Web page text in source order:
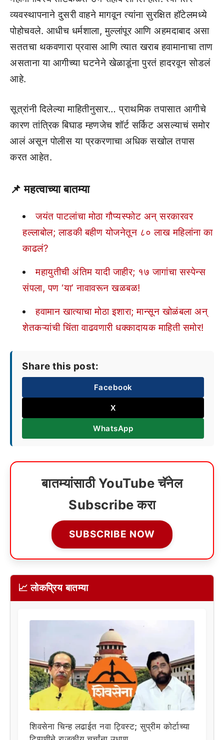
व्यवस्थापनाने दुसरी वाहने मागवून त्यांना सुरक्षित हॉटेलमध्ये
पोहोचवले. आधीच धर्मशाला, मुल्लांपूर आणि अहमदाबाद असा
सततचा थकवणारा प्रवास आणि त्यात खराब हवामानाचा ताण
असताना या आगीच्या घटनेने खेळाडूंना पुरतं हादरवून सोडलं
आहे.
सूत्रांनी दिलेल्या माहितीनुसार… प्राथमिक तपासात आगीचे
कारण तांत्रिक बिघाड म्हणजेच शॉर्ट सर्किट असल्याचं समोर
आलं असून पोलीस या प्रकरणाचा अधिक सखोल तपास
करत आहेत.
📌महत्वाच्या बातम्या
जयंत पाटलांचा मोठा गौप्यस्फोट अन् सरकारवर
हल्लाबोल; लाडकी बहीण योजनेतून ८० लाख महिलांना का
काढलं?
महायुतीची अंतिम यादी जाहीर; १७ जागांचा सस्पेन्स
संपला, पण ‘या’ नावावरून खळबळ!
हवामान खात्याचा मोठा इशारा; मान्सून खोळंबला अन्
शेतकऱ्यांची चिंता वाढवणारी धक्कादायक माहिती समोर!
Share this post:
Facebook
X
WhatsApp
बातम्यांसाठी YouTube चॅनेल
Subscribe करा
SUBSCRIBE NOW
📈 लोकप्रिय बातम्या
शिवसेना चिन्ह लढाईत नवा ट्विस्ट; सुप्रीम कोर्टाच्या